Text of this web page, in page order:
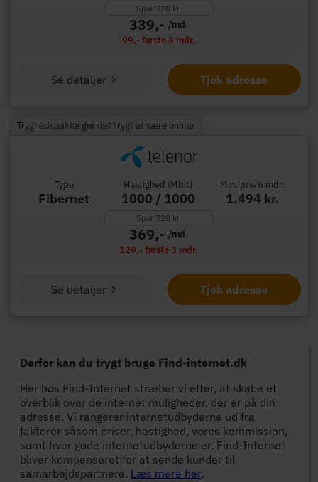
Spar 720 kr.
339,- /md.
99,- første 3 mdr.
Tjek adresse
Se detaljer
Tryghedspakke gør det trygt at være online
Type
Fibernet
Hastighed (Mbit)
1000 / 1000
Min. pris 6 mdr.
1.494 kr.
Spar 720 kr.
369,- /md.
129,- første 3 mdr.
Tjek adresse
Se detaljer
Derfor kan du trygt bruge Find-internet.dk
Her hos Find-Internet stræber vi efter, at skabe et
overblik over de internet muligheder, der er på din
adresse. Vi rangerer internetudbyderne ud fra
faktorer såsom priser, hastighed, vores kommission,
samt hvor gode internetudbyderne er. Find-Internet
bliver kompenseret for at sende kunder til
samarbejdspartnere. Læs mere her.